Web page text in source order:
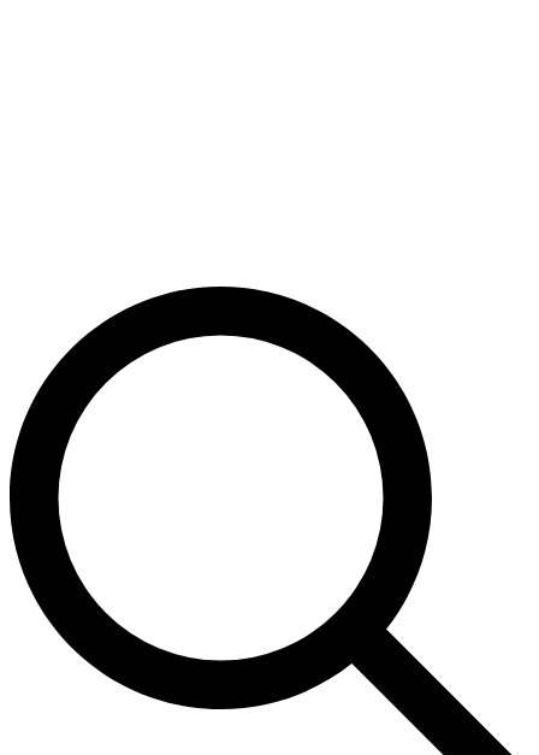
Støt Caritas’ hjælpearbejde i Ukraine her
Støt vores sociale arbejde i Danmark
Støt nu